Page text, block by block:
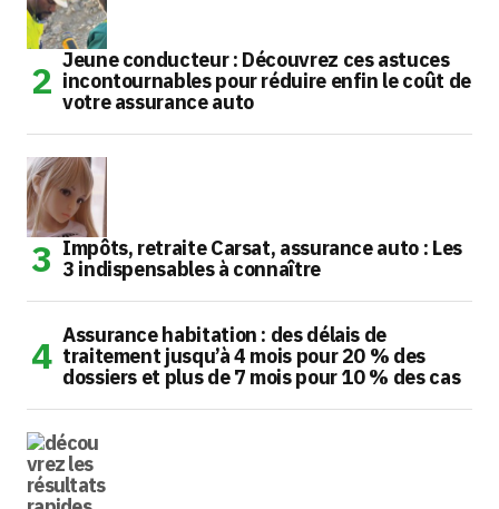
Jeune conducteur : Découvrez ces astuces
incontournables pour réduire enfin le coût de
votre assurance auto
Impôts, retraite Carsat, assurance auto : Les
3 indispensables à connaître
Assurance habitation : des délais de
traitement jusqu’à 4 mois pour 20 % des
dossiers et plus de 7 mois pour 10 % des cas